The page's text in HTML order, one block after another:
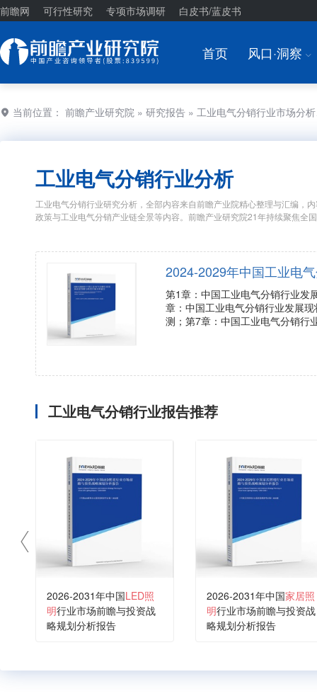
前瞻网 可行性研究 专项市场调研 白皮书/蓝皮书
首页 风口·洞察 I
当前位置： 前瞻产业研究院 » 研究报告 » 工业电气分销行业市场分
工业电气分销行业分析
工业电气分销行业研究分析，全部内容来自前瞻产业院精心整理与汇编，
政策与工业电气分销产业链全景等内容。前瞻产业研究院21年持续聚焦全
2024-2029年中国工业电
第1章：中国工业电气分销行业发
章：中国工业电气分销行业发展
测；第7章：中国工业电气分销行
工业电气分销行业报告推荐
2026-2031年中国LED照
明行业市场前瞻与投资战
略规划分析报告
2026-2031年中国家居照
明行业市场前瞻与投资战
略规划分析报告